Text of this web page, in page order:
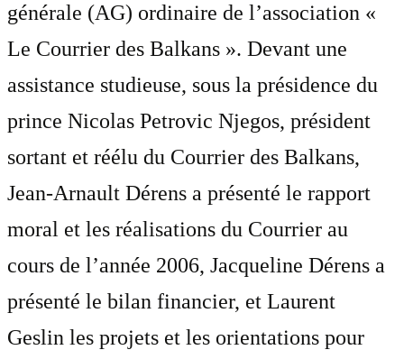
générale (AG) ordinaire de l’association «
Le Courrier des Balkans ». Devant une
assistance studieuse, sous la présidence du
prince Nicolas Petrovic Njegos, président
sortant et réélu du Courrier des Balkans,
Jean-Arnault Dérens a présenté le rapport
moral et les réalisations du Courrier au
cours de l’année 2006, Jacqueline Dérens a
présenté le bilan financier, et Laurent
Geslin les projets et les orientations pour